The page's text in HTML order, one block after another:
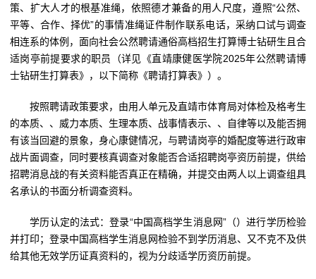
策、扩大人才的根基准绳，依照德才兼备的用人尺度，遵照“公然、
平等、合作、择优”的事情准绳证件制作联系电话，采纳口试与调查
相连系的体例，面向社会公然聘请通俗高档招生打算博士钻研生且合
适岗亭前提要求的职员（详见《直靖康健医学院2025年公然聘请博
士钻研生打算表》，以下简称《聘请打算表》）。
按照聘请政策要求，由用人单元及直靖市体育局对体检及格考生
的本质、、威力本质、生理本质、战事情表示、、自律等以及能否拥
有该当回避的景象，身心康健情况，与聘请岗亭的婚配度等进行政审
战片面调查，同时要核真调查对象能否合适招聘岗亭资历前提，供给
招聘消息战的有关资料能否真正在精确，并提交由两人以上调查组具
名承认的书面分析调查资料。
学历认定的法式：登录“中国高档学生消息网”（）进行学历检验
并打印；登录中国高档学生消息网检验不到学历消息、又不克不及供
给其他无效学历证真资料的，视为分歧适学历资历前提。